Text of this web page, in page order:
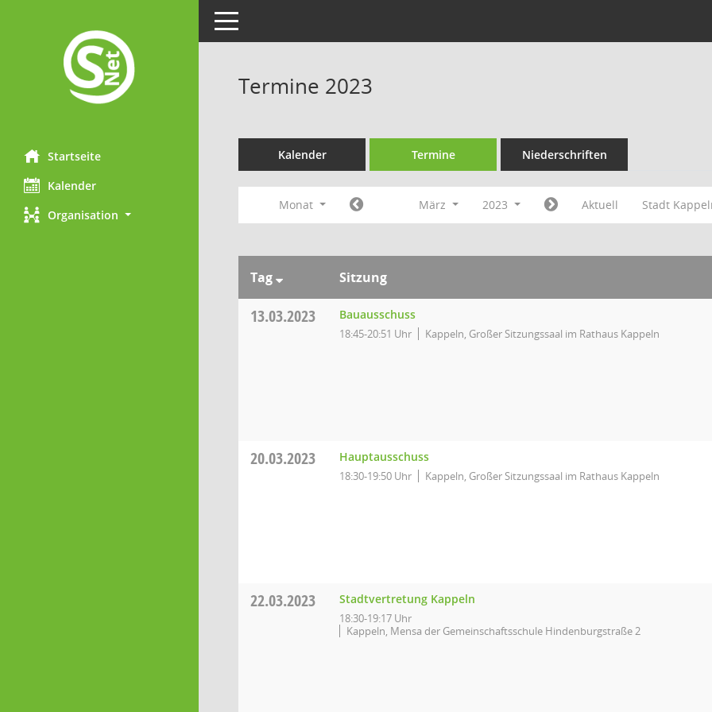
Startseite
Kalender
Organisation
Toggle navigation
Termine 2023
Kalender Termine Niederschriften
Monat März 2023 Aktuell Stadt
Tag Sitzung
13.03.2023 Bauausschuss
18:45-20:51 Uhr Kappeln, Großer Sitzungssaal im Rathaus Kappeln
20.03.2023 Hauptausschuss
18:30-19:50 Uhr Kappeln, Großer Sitzungssaal im Rathaus Kappeln
22.03.2023 Stadtvertretung Kappeln
18:30-19:17 Uhr
Kappeln, Mensa der Gemeinschaftsschule Hindenburgstraße 2